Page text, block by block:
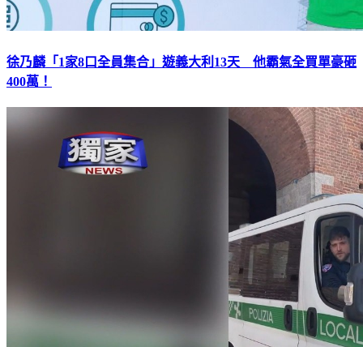
徐乃麟「1家8口全員集合」遊義大利13天 他霸氣全買單豪砸
400萬！